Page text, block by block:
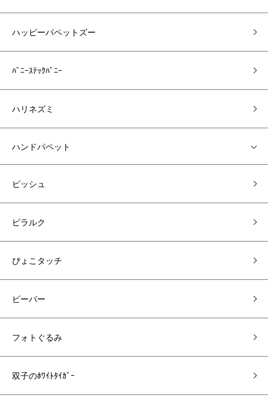
ハッピーパペットズー
ﾊﾞﾆｰｽﾃｯｸﾊﾞﾆｰ
ハリネズミ
ハンドパペット
ピッシュ
ピラルク
ぴょこタッチ
ビーバー
フォトぐるみ
双子のﾎﾜｲﾄﾀｲｶﾞｰ